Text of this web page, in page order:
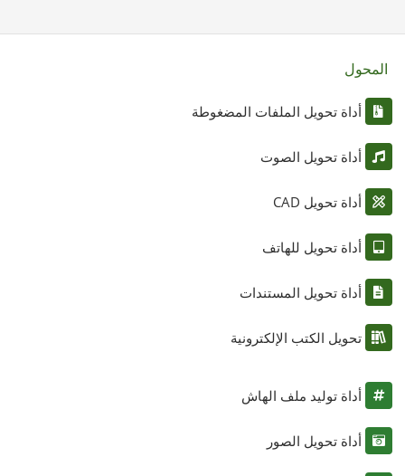
المحول
أداة تحويل الملفات المضغوطة
أداة تحويل الصوت
أداة تحويل CAD
أداة تحويل للهاتف
أداة تحويل المستندات
تحويل الكتب الإلكترونية
أداة توليد ملف الهاش
أداة تحويل الصور